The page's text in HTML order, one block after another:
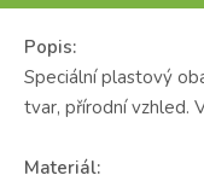
Popis:
Speciální plastový
tvar, přírodní vzhled.
Materiál: